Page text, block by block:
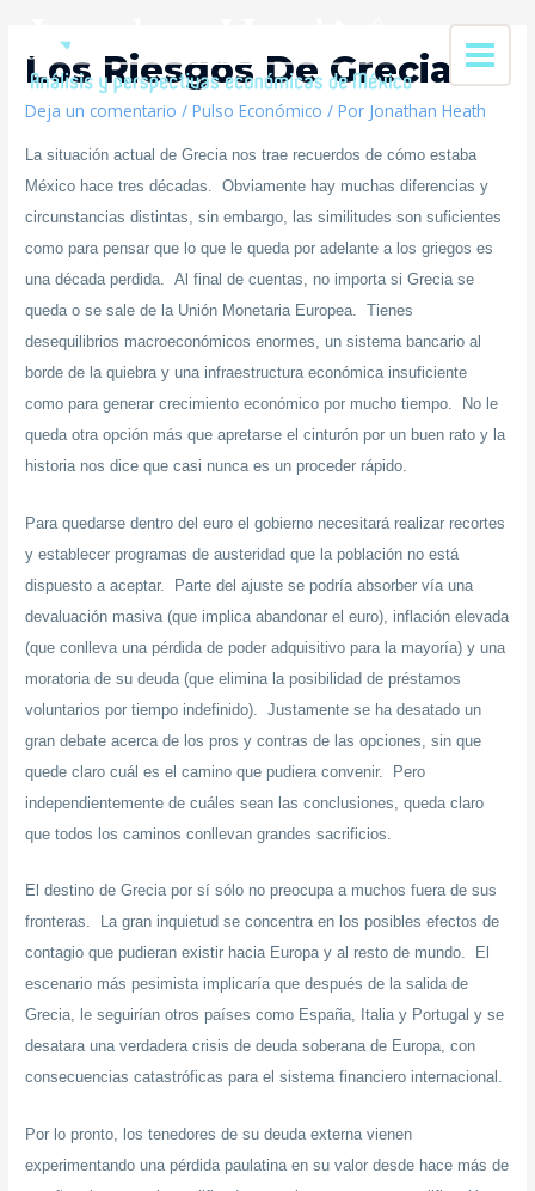
Los Riesgos De Grecia
Deja un comentario /Pulso Económico / Por Jonathan Heath
La situación actual de Grecia nos trae recuerdos de cómo estaba
México hace tres décadas. Obviamente hay muchas diferencias y
circunstancias distintas, sin embargo, las similitudes son suficientes
como para pensar que lo que le queda por adelante a los griegos es
una década perdida. Al final de cuentas, no importa si Grecia se
queda o se sale de la Unión Monetaria Europea. Tienes
desequilibrios macroeconómicos enormes, un sistema bancario al
borde de la quiebra y una infraestructura económica insuficiente
como para generar crecimiento económico por mucho tiempo. No le
queda otra opción más que apretarse el cinturón por un buen rato y la
historia nos dice que casi nunca es un proceder rápido.
Para quedarse dentro del euro el gobierno necesitará realizar recortes
y establecer programas de austeridad que la población no está
dispuesto a aceptar. Parte del ajuste se podría absorber vía una
devaluación masiva (que implica abandonar el euro), inflación elevada
(que conlleva una pérdida de poder adquisitivo para la mayoría) y una
moratoria de su deuda (que elimina la posibilidad de préstamos
voluntarios por tiempo indefinido). Justamente se ha desatado un
gran debate acerca de los pros y contras de las opciones, sin que
quede claro cuál es el camino que pudiera convenir. Pero
independientemente de cuáles sean las conclusiones, queda claro
que todos los caminos conllevan grandes sacrificios.
El destino de Grecia por sí sólo no preocupa a muchos fuera de sus
fronteras. La gran inquietud se concentra en los posibles efectos de
contagio que pudieran existir hacia Europa y al resto de mundo. El
escenario más pesimista implicaría que después de la salida de
Grecia, le seguirían otros países como España, Italia y Portugal y se
desatara una verdadera crisis de deuda soberana de Europa, con
consecuencias catastróficas para el sistema financiero internacional.
Por lo pronto, los tenedores de su deuda externa vienen
experimentando una pérdida paulatina en su valor desde hace más de